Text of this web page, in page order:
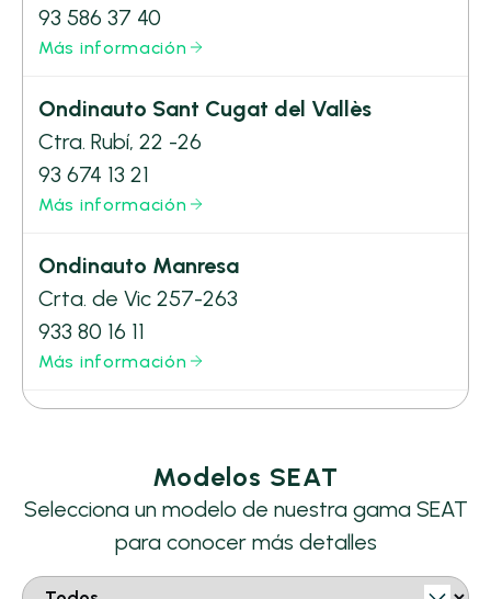
93 586 37 40
Más información
Ondinauto Sant Cugat del Vallès
Ctra. Rubí, 22 -26
93 674 13 21
Más información
Ondinauto Manresa
Crta. de Vic 257-263
933 80 16 11
Más información
Modelos SEAT
Selecciona un modelo de nuestra gama SEAT
para conocer más detalles